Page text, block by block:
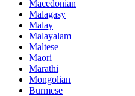
Macedonian
Malagasy
Malay
Malayalam
Maltese
Maori
Marathi
Mongolian
Burmese